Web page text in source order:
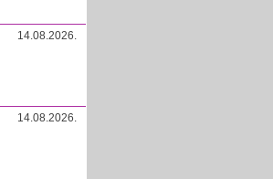
14.08.2026.
14.08.2026.